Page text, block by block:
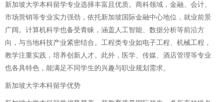
新加坡大学本科留学专业选择丰富且优质。商科领域，金融、会计、
市场营销等专业实力强劲，依托新加坡国际金融中心地位，就业前景
广阔。计算机科学也备受青睐，涵盖人工智能、数据分析等前沿方
向，与当地科技产业紧密结合。工程类专业如电子工程、机械工程，
教学注重实践，培养创新人才。此外，医学、传媒、酒店管理等专业
也各具特色，能满足不同学生的兴趣与职业规划需求。
新加坡大学本科留学优势